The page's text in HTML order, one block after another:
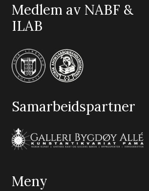
Medlem av NABF &
ILAB
Samarbeidspartner
Meny